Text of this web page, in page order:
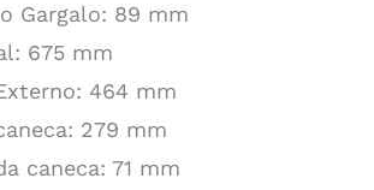
Gargalo: 89 mm
675 mm
464 mm
279 mm
caneca: 71 mm